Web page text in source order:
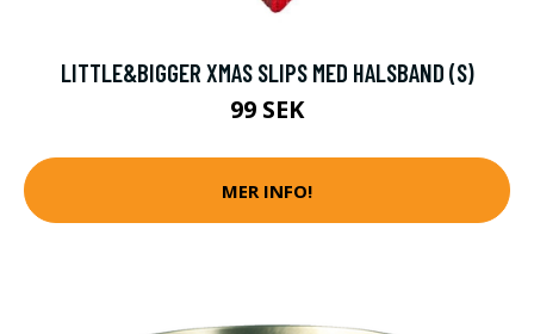
LITTLE&BIGGER XMAS SLIPS MED HALSBAND (S)
99 SEK
MER INFO!